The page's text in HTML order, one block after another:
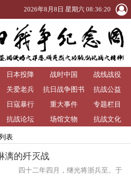
2026年8月8日 星期六 08:36:20
日本投降 战时中国
战线战役
关爱老兵
抗日战争图书
馆
抗战公益
日寇暴行 重大事件
专题栏目
抗战论坛 场馆文物 抗战文化
表
漓的歼灭战
四十二年四月，继光将浙兵至。于